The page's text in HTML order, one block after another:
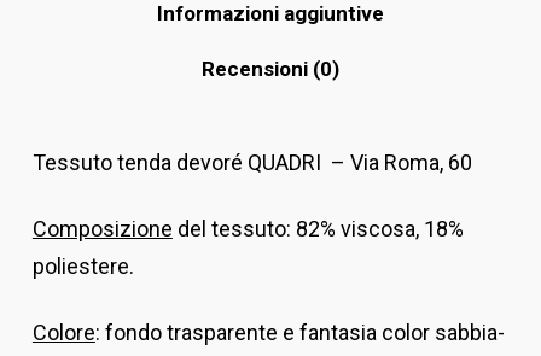
Informazioni aggiuntive
Recensioni (0)
Tessuto tenda devoré QUADRI – Via Roma, 60
Composizione del tessuto: 82% viscosa, 18%
poliestere.
Colore: fondo trasparente e fantasia color sabbia-